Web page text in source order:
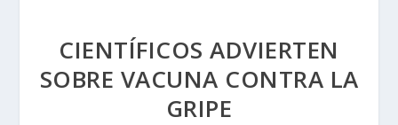
CIENTÍFICOS ADVIERTEN
SOBRE VACUNA CONTRA LA
GRIPE